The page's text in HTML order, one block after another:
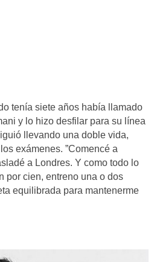
tenía siete años había llamado
y lo hizo desfilar para su línea
llevando una doble vida,
exámenes. ”Comencé a
a Londres. Y como todo lo
por cien, entreno una o dos
equilibrada para mantenerme